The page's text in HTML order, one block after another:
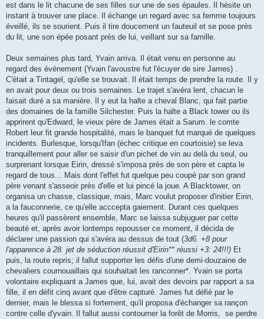
est dans le lit chacune de ses filles sur une de ses épaules. Il hésite un
instant à trouver une place. Il échange un regard avec sa femme toujours
éveillé, ils se sourient. Puis il tire doucement un fauteuil et se pose près
du lit, une son épée posant près de lui, veillant sur sa famille.
Deux semaines plus tard, Yvain arriva. Il était venu en personne au
regard des événement (Yvain l'avoustre fut l'écuyer de sire James) .
C'était a Tintagel, qu'elle se trouvait. Il était temps de prendre la route. Il y
en avait pour deux ou trois semaines. Le trajet s'avéra lent, chacun le
faisait duré a sa manière. Il y eut la halte a cheval Blanc, qui fait partie
des domaines de la famille Silchester. Puis la halte a Black tower ou ils
apprirent qu'Edward, le vieux père de James était a Sarum. le comte
Robert leur fit grande hospitalité, mais le banquet fut marqué de quelques
incidents. Burlesque, lorsqu'Ifan (échec critique en courtoisie) se leva
tranquillement pour aller se saisir d'un pichet de vin au delà du seul, ou
surprenant lorsque Eirin, dressé s'imposa près de son père et capta le
regard de tous... Mais dont l'effet fut quelque peu coupé par son grand
père venant s'asseoir près d'elle et lui pincé la joue. A Blacktower, on
organisa un chasse, classique, mais, Marc voulut proposer d'initier Eirin,
a la fauconnerie, ce qu'elle acccepta gaiement. Durant ces quelques
heures qu'il passèrent ensemble, Marc se laissa subjuguer par cette
beauté et, après avoir lontemps repousser ce moment, il décida de
déclarer une passion qui s'avéra au dessus de tout (3d6. +8 pour
l'apparence à 28. jet de séduction réussit d'Eirin** réussi +3: 24!!!) Et
puis, la route repris; il fallut supporter les défis d'une demi-douzaine de
chevaliers cournouaillais qui souhaitait les ranconner*. Yvain se porta
volontaire expliquant a James que, lui, avait des devoirs par rapport a sa
fille, il en défit cinq avant que d'être capturé. James fut défié par le
dernier, mais le blessa si fortement, qu'il proposa d'échanger sa rançon
contre celle d'yvain. Il fallut aussi contourner la forêt de Morris, se perdre